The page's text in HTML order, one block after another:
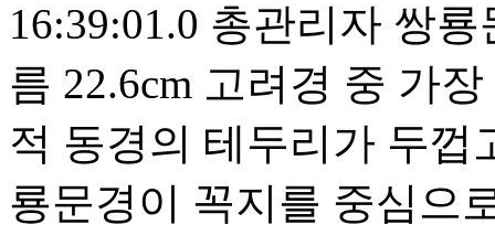
16:39:01.0 총관리자 쌍룡
름 22.6cm 고려경 중 가
적 동경의 테두리가 두껍
룡문경이 꼭지를 중심으